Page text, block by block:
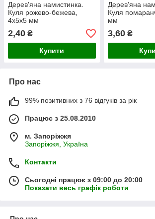
Дерев'яна намистинка.
Куля рожево-бежева,
4х5х5 мм
2,40 ₴
Купити
Дерев'яна
Куля
мм
3,60₴
Про нас
99% позитивних з 76 відгуків за рік
Працює з 25.08.2010
м. Запоріжжя
Запоріжжя, Україна
Контакти
Сьогодні працює з 09:00 до 20:00
Показати весь графік роботи